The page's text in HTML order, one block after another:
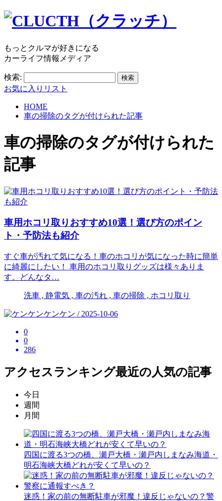
もっとクルマが好きになる
カーライフ情報メディア
検索:
お気に入りリスト
HOME
車の掃除のタグが付けられた記事
車の掃除のタグが付けられた
記事
車用ホコリ取りおすすめ10選！選び方のポイン
ト・予防法も紹介
すぐ車が汚れて気になる！車のホコリが気になった時に簡単
に綺麗にしたい！ 車用のホコリ取りグッズは様々ありま
す。どんなタ…
洗車 , 静電気 , 車の汚れ , 車の掃除 , ホコリ取り
ケンケン / 2025-10-06
0
0
286
アクセスランキング最近の人気の記事
今日
週間
月間
四国に渡る3つの橋、瀬戸大橋・瀬戸内しまなみ海道・
明石海峡大橋どれが安くて早いの？
迷惑！家の前の無断駐車が邪魔！違反じゃないの？警